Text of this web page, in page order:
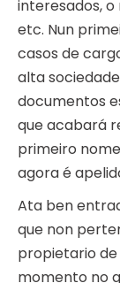
interesados, o
etc. Nun
casos de
alta
documentos
que acabará
primeiro
agora é
Ata ben
que non
propietario de
momento no